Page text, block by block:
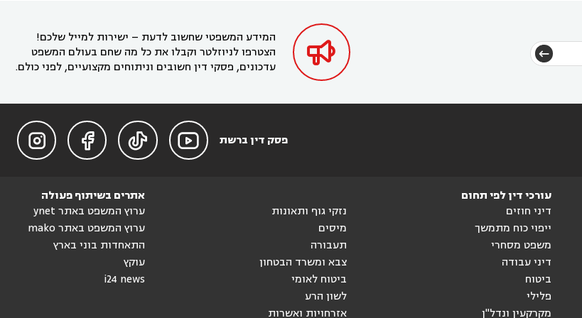

המידע המשפטי שחשוב לדעת – ישירות למייל שלכם!
הצטרפו לניוזלטר וקבלו את כל מה שחם בעולם המשפט
עדכונים, פסקי דין חשובים וניתוחים מקצועיים, לפני כולם.
פסק דין ברשת 



עורכי דין לפי תחום
דיני חוזים
ייפוי כוח מתמשך
משפט מסחרי
דיני עבודה
ביטוח
פלילי
מקרקעין ונדל"ן
נזקי גוף ותאונות
מיסים
תעבורה
צבא ומשרד הבטחון
ביטוח לאומי
לשון הרע
אזרחויות ואשרות
אתרים בשיתוף פעולה
ערוץ המשפט באתר ynet
ערוץ המשפט באתר mako
התאחדות בוני בארץ
עוקץ
i24 news